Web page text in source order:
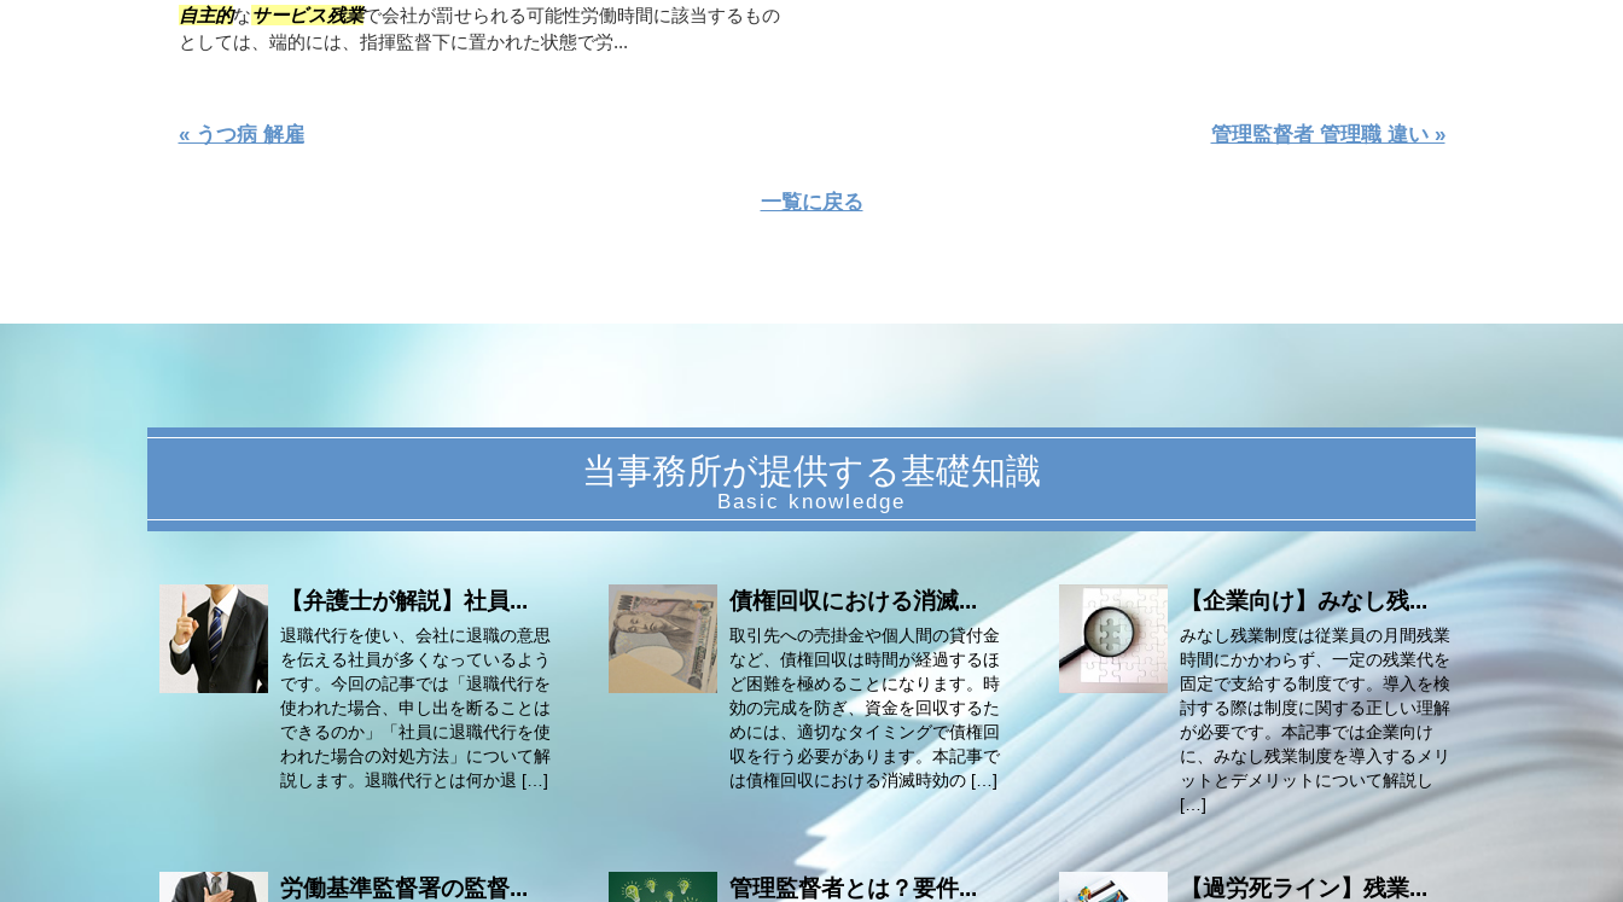
自主的なサービス残業で会社が罰せられる可能性労働時間に該当するもの
としては、端的には、指揮監督下に置かれた状態で労...
« うつ病 解雇 管理監督者 管理職 違い »
一覧に戻る
当事務所が提供する基礎知識
【弁護士が解説】社員...
退職代行を使い、会社に退職の意思
を伝える社員が多くなっているよう
です。今回の記事では「退職代行を
使われた場合、申し出を断ることは
できるのか」「社員に退職代行を使
われた場合の対処方法」について解
説します。退職代行とは何か退 […]
債権回収における消滅...
取引先への売掛金や個人間の貸付金
など、債権回収は時間が経過するほ
ど困難を極めることになります。時
効の完成を防ぎ、資金を回収するた
めには、適切なタイミングで債権回
収を行う必要があります。本記事で
は債権回収における消滅時効の […]
【企業向け】みなし残...
みなし残業制度は従業員の月間残業
時間にかかわらず、一定の残業代を
固定で支給する制度です。導入を検
討する際は制度に関する正しい理解
が必要です。本記事では企業向け
に、みなし残業制度を導入するメリ
ットとデメリットについて解説し
[…]
労働基準監督署の監督... 管理監督者とは？要件... 【過労死ライン】残業...